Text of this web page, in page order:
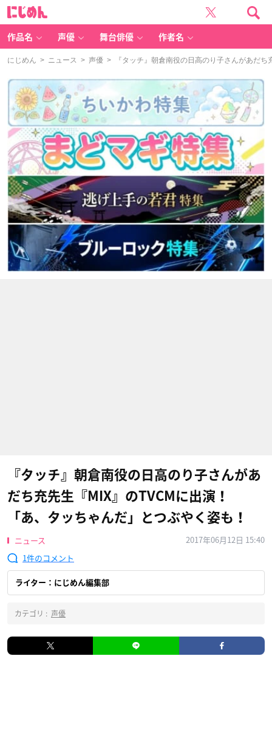
作品名 声優 舞台俳優 作者名
にじめん > ニュース > 声優 > 『タッチ』朝倉南役の日高のり子さんがあだち
『タッチ』朝倉南役の日高のり子さんがあ
だち充先生『MIX』のTVCMに出演！
「あ、タッちゃんだ」とつぶやく姿も！
ニュース
2017年06月12日 15:40
1
ライター：にじめん編集部
カテゴリ : 声優